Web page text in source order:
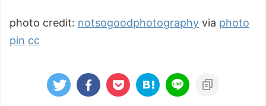
photo credit: notsogoodphotography via photo
pin cc